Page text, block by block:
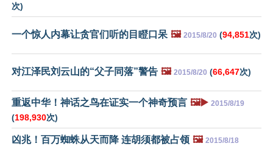
次)
一个惊人内幕让贪官们听的目瞪口呆 🖼️ 2015/8/20 (94,851次)
对江泽民刘云山的“父子同落”警告 🖼️ 2015/8/20 (66,647次)
重返中华！神话之鸟在证实一个神奇预言 🖼️▶️ 2015/8/19
(198,930次)
凶兆！百万蜘蛛从天而降 连胡须都被占领 🖼️ 2015/8/18